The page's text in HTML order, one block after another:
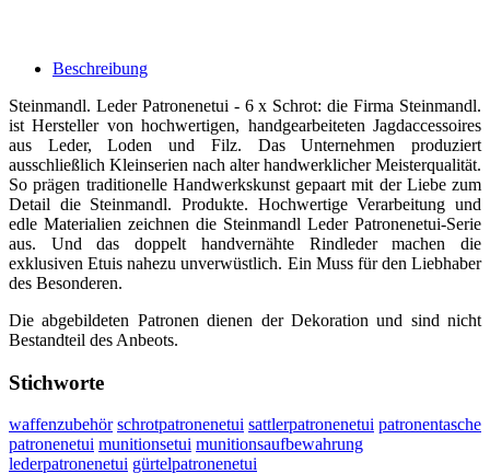
Beschreibung
Steinmandl. Leder Patronenetui - 6 x Schrot: die Firma Steinmandl.
ist Hersteller von hochwertigen, handgearbeiteten Jagdaccessoires
aus Leder, Loden und Filz. Das Unternehmen produziert
ausschließlich Kleinserien nach alter handwerklicher Meisterqualität.
So prägen traditionelle Handwerkskunst gepaart mit der Liebe zum
Detail die Steinmandl. Produkte. Hochwertige Verarbeitung und
edle Materialien zeichnen die Steinmandl Leder Patronenetui-Serie
aus. Und das doppelt handvernähte Rindleder machen die
exklusiven Etuis nahezu unverwüstlich. Ein Muss für den Liebhaber
des Besonderen.
Die abgebildeten Patronen dienen der Dekoration und sind nicht
Bestandteil des Anbeots.
Stichworte
waffenzubehör schrotpatronenetui sattlerpatronenetui patronentasche
patronenetui munitionsetui munitionsaufbewahrung
lederpatronenetui gürtelpatronenetui